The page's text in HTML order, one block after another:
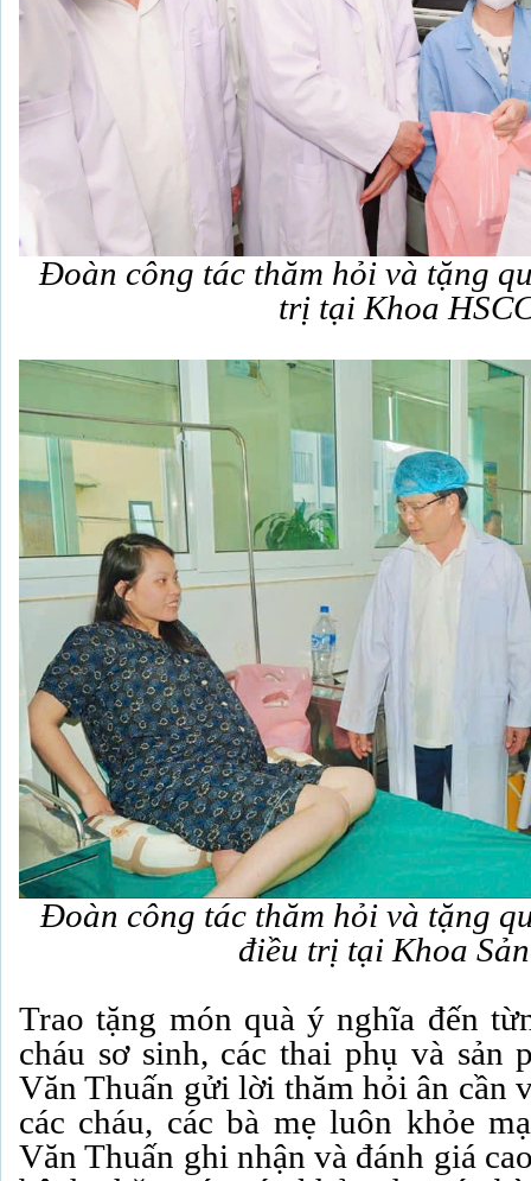
Đoàn công tác thăm hỏi và tặng
trị tại Khoa
Đoàn công tác thăm hỏi và tặng
điều trị tại Khoa
Trao tặng món quà ý nghĩa đến
cháu sơ sinh, các thai phụ và sản
Văn Thuấn gửi lời thăm hỏi ân cần
các cháu, các bà mẹ luôn khỏe
Văn Thuấn ghi nhận và đánh giá